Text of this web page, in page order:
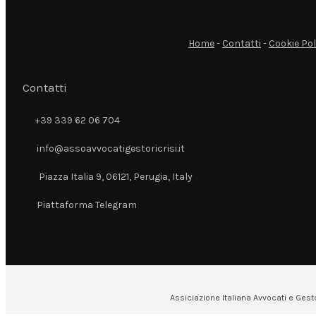
Home- Contatti - Cookie
Contatti
+39 339 62 06 704
info@assoavvocatigestoricrisi.it
Piazza Italia 9, 06121, Perugia, Italy
Piattaforma Telegram
Assiciazione Italiana Avvocati e